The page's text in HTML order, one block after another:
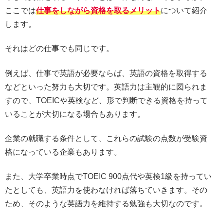
ここでは仕事をしながら資格を取るメリットについて紹介
します。
それはどの仕事でも同じです。
例えば、仕事で英語が必要ならば、英語の資格を取得する
などといった努力も大切です。英語力は主観的に図られま
すので、TOEICや英検など、形で判断できる資格を持って
いることが大切になる場合もあります。
企業の就職する条件として、これらの試験の点数が受験資
格になっている企業もあります。
また、大学卒業時点でTOEIC 900点代や英検1級を持ってい
たとしても、英語力を使わなければ落ちていきます。その
ため、そのような英語力を維持する勉強も大切なのです。